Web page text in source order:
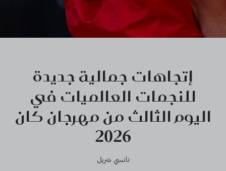
إتجاهات جمالية جديدة
للنجمات العالميات في
اليوم الثالث من مهرجان كان
2026
نانسي شربل